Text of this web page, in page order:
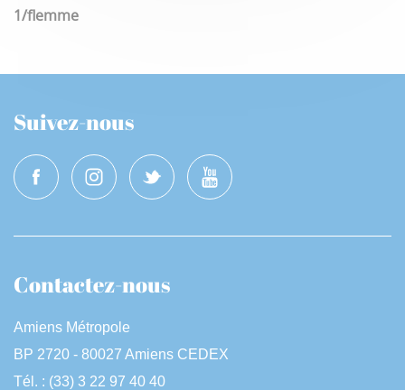
1/flemme
Suivez-nous
Contactez-nous
Amiens Métropole
BP 2720 - 80027 Amiens CEDEX
Tél. : (33) 3 22 97 40 40